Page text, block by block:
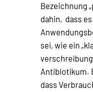
Bezeichnung
dahin, dass
sei, wie ein
Antibiotikum.
dass